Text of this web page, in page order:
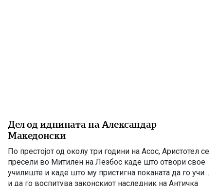
Дел од иднината на Александар
Македонски
По престојот од околу три години на Асос, Аристотел се
пресели во Митилен на Лезбос каде што отвори свое
училиште и каде што му пристигна поканата да го учи
и да го воспитува законскиот наследник на Античка